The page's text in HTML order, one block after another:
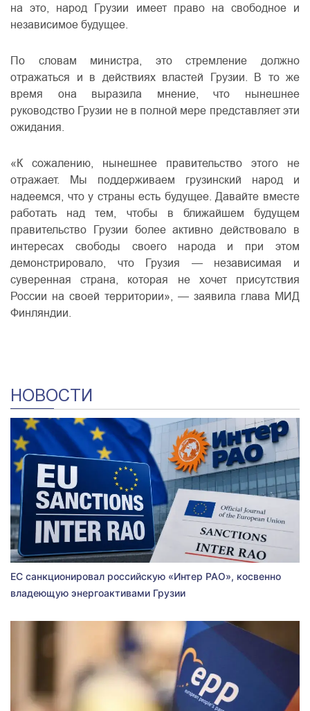
на это, народ Грузии имеет право на свободное и
независимое будущее.
По словам министра, это стремление должно
отражаться и в действиях властей Грузии. В то же
время она выразила мнение, что нынешнее
руководство Грузии не в полной мере представляет эти
ожидания.
«К сожалению, нынешнее правительство этого не
отражает. Мы поддерживаем грузинский народ и
надеемся, что у страны есть будущее. Давайте вместе
работать над тем, чтобы в ближайшем будущем
правительство Грузии более активно действовало в
интересах свободы своего народа и при этом
демонстрировало, что Грузия — независимая и
суверенная страна, которая не хочет присутствия
России на своей территории», — заявила глава МИД
Финляндии.
НОВОСТИ
ЕС санкционировал российскую «Интер РАО», косвенно
владеющую энергоактивами Грузии